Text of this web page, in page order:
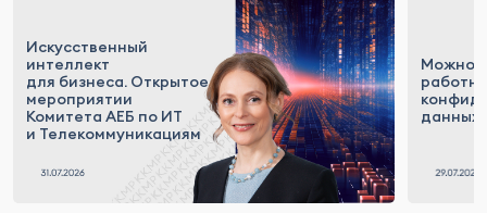
Искусственный
интеллект
для бизнеса. Открытое
мероприятии
Комитета АЕБ по ИТ
и Телекоммуникациям
Можно
данных